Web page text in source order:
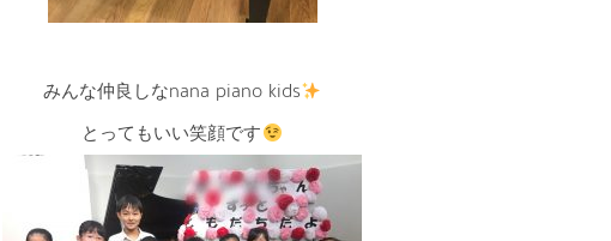
みんな仲良しなnana piano kids
とってもいい笑顔です